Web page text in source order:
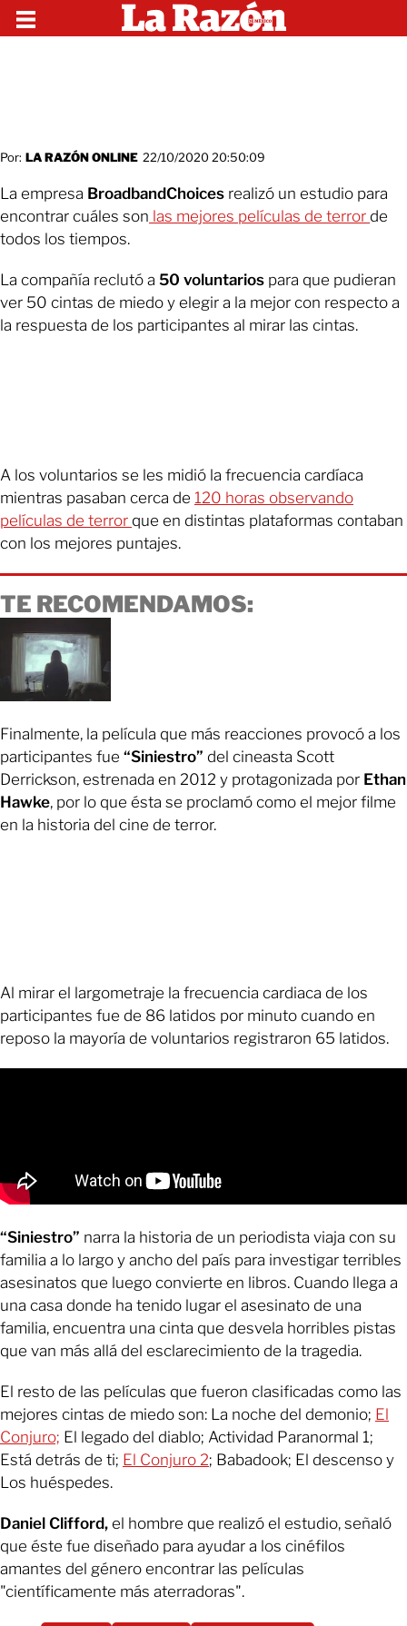
Por: LA RAZÓN ONLINE 22/10/2020 20:50:09
La empresa BroadbandChoices realizó un estudio para
encontrar cuáles son las mejores películas de terror de
todos los tiempos.
La compañía reclutó a 50 voluntarios para que pudieran
ver 50 cintas de miedo y elegir a la mejor con respecto a
la respuesta de los participantes al mirar las cintas.
A los voluntarios se les midió la frecuencia cardíaca
mientras pasaban cerca de 120 horas observando
películas de terror que en distintas plataformas contaban
con los mejores puntajes.
TE RECOMENDAMOS:
Finalmente, la película que más reacciones provocó a los
participantes fue “Siniestro” del cineasta Scott
Derrickson, estrenada en 2012 y protagonizada por Ethan
Hawke, por lo que ésta se proclamó como el mejor filme
en la historia del cine de terror.
Al mirar el largometraje la frecuencia cardiaca de los
participantes fue de 86 latidos por minuto cuando en
reposo la mayoría de voluntarios registraron 65 latidos.
“Siniestro” narra la historia de un periodista viaja con su
familia a lo largo y ancho del país para investigar terribles
asesinatos que luego convierte en libros. Cuando llega a
una casa donde ha tenido lugar el asesinato de una
familia, encuentra una cinta que desvela horribles pistas
que van más allá del esclarecimiento de la tragedia.
El resto de las películas que fueron clasificadas como las
mejores cintas de miedo son: La noche del demonio; El
Conjuro; El legado del diablo; Actividad Paranormal 1;
Está detrás de ti; El Conjuro 2; Babadook; El descenso y
Los huéspedes.
Daniel Clifford, el hombre que realizó el estudio, señaló
que éste fue diseñado para ayudar a los cinéfilos
amantes del género encontrar las películas
"científicamente más aterradoras".